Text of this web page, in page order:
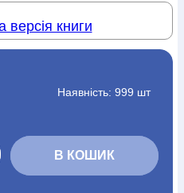
за номером:
версія книги
Наявність: 999 шт
В КОШИК